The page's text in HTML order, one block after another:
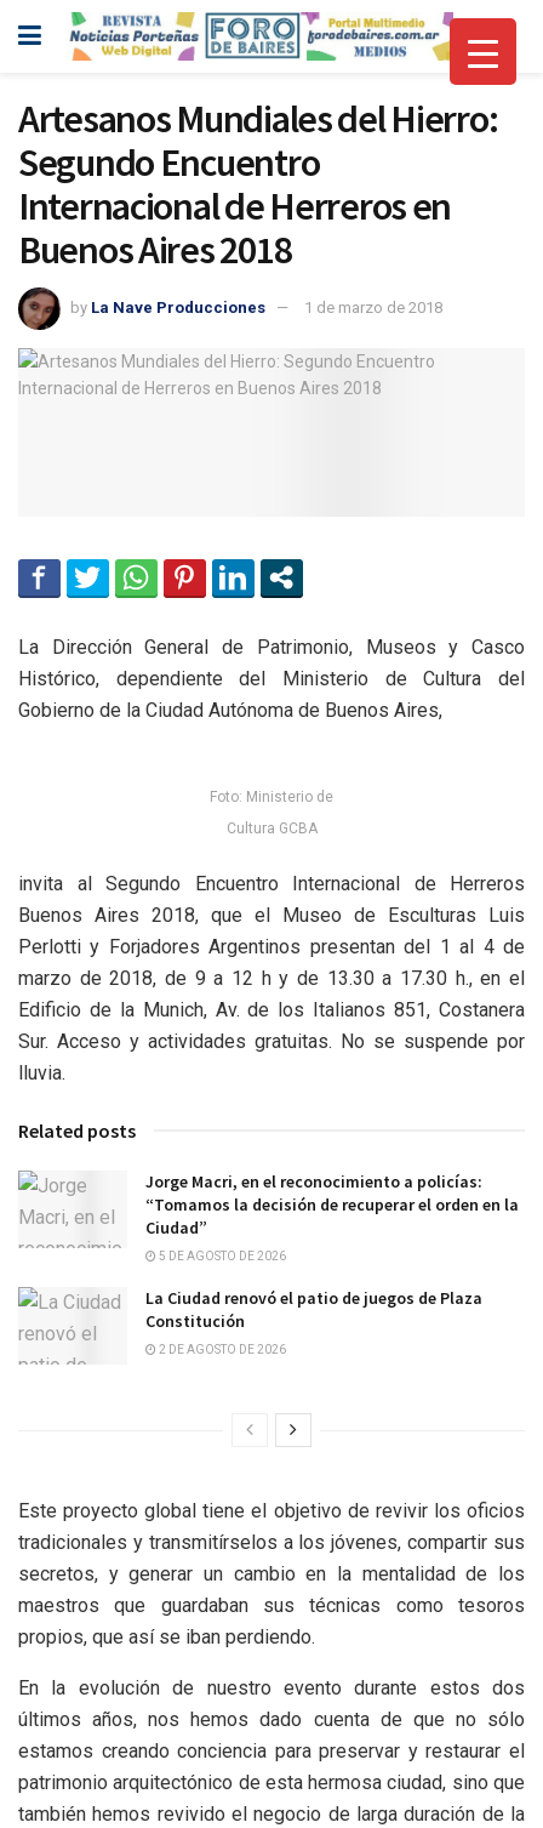
Artesanos Mundiales del Hierro:
Segundo Encuentro
Internacional de Herreros en
Buenos Aires 2018
by La Nave Producciones 1 de marzo de 2018
La Dirección General de Patrimonio, Museos y Casco
Histórico, dependiente del Ministerio de Cultura del
Gobierno de la Ciudad Autónoma de Buenos Aires,
Foto: Ministerio de
Cultura GCBA
invita al Segundo Encuentro Internacional de Herreros
Buenos Aires 2018, que el Museo de Esculturas Luis
Perlotti y Forjadores Argentinos presentan del 1 al 4 de
marzo de 2018, de 9 a 12 h y de 13.30 a 17.30 h., en el
Edificio de la Munich, Av. de los Italianos 851, Costanera
Sur. Acceso y actividades gratuitas. No se suspende por
lluvia.
Related posts
Jorge Macri, en el reconocimiento a policías:
“Tomamos la decisión de recuperar el orden en la
Ciudad”
5 DE AGOSTO DE 2026
La Ciudad renovó el patio de juegos de Plaza
Constitución
2 DE AGOSTO DE 2026
Este proyecto global tiene el objetivo de revivir los oficios
tradicionales y transmitírselos a los jóvenes, compartir sus
secretos, y generar un cambio en la mentalidad de los
maestros que guardaban sus técnicas como tesoros
propios, que así se iban perdiendo.
En la evolución de nuestro evento durante estos dos
últimos años, nos hemos dado cuenta de que no sólo
estamos creando conciencia para preservar y restaurar el
patrimonio arquitectónico de esta hermosa ciudad, sino que
también hemos revivido el negocio de larga duración de la